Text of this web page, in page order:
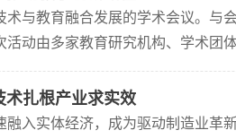
与教育融合发展的学术会议。与
动由多家教育研究机构、学术团
教育向个性化和均衡化的方向发
术扎根产业求实效
融入实体经济，成为驱动制造业